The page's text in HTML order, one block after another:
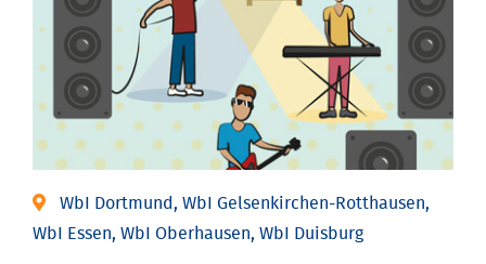
WbI Dortmund, WbI Gelsenkirchen-Rotthausen,
WbI Essen, WbI Oberhausen, WbI Duisburg